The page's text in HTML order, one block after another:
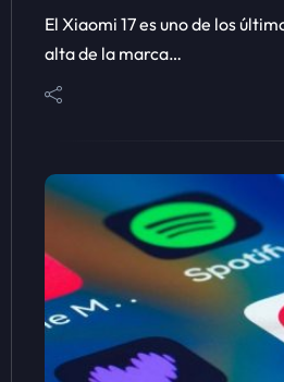
El Xiaomi 17 es uno de los
alta de la marca…